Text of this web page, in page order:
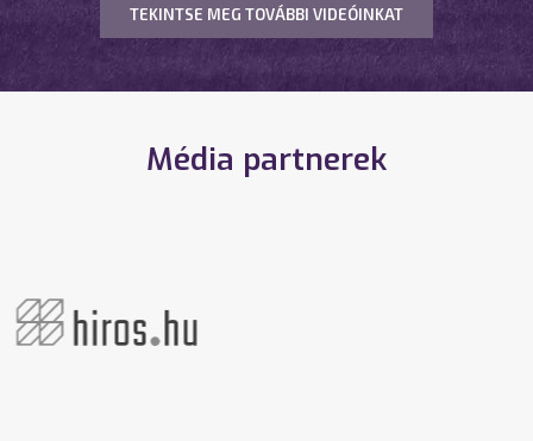
TEKINTSE MEG TOVÁBBI VIDEÓINKAT
Média partnerek